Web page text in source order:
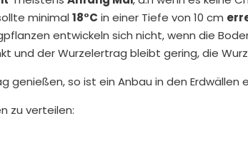
minimal18°C in einer Tiefe von 10 cm
entwickeln sich nicht, wenn die
und der Wurzelertrag bleibt gering, die
so ist ein Anbau in den Erdwällen
zu verteilen: